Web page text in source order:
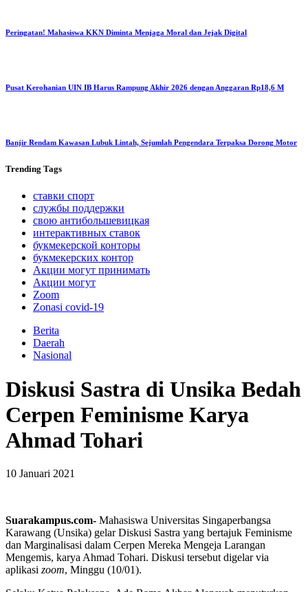
Peringatan! Mahasiswa KKN Diminta Menjaga Moral dan Jejak Digital
Pusat Kerohanian UIN IB Harus Rampung Akhir 2026 dengan Anggaran Rp18,6 M
Banjir Rendam Kawasan Lubuk Lintah, Sejumlah Pengendara Terpaksa Dorong Motor
Trending Tags
ставки спорт
службы поддержки
свою антибольшевицкая
интерактивных ставок
букмекерской конторы
букмекерских контор
Акции могут принимать
Акции могут
Zoom
Zonasi covid-19
Berita
Daerah
Nasional
Diskusi Sastra di Unsika Bedah
Cerpen Feminisme Karya
Ahmad Tohari
10 Januari 2021
Suarakampus.com- Mahasiswa Universitas Singaperbangsa
Karawang (Unsika) gelar Diskusi Sastra yang bertajuk Feminisme
dan Marginalisasi dalam Cerpen Mereka Mengeja Larangan
Mengemis, karya Ahmad Tohari. Diskusi tersebut digelar via
aplikasi zoom, Minggu (10/01).